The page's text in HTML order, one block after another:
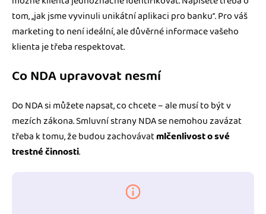
tom, ‚‚jak jsme vyvinuli unikátní aplikaci pro banku‘‘. Pro váš
marketing to není ideální, ale důvěrné informace vašeho
klienta je třeba respektovat.
Co NDA upravovat nesmí
Do NDA si můžete napsat, co chcete – ale musí to být v
mezích zákona. Smluvní strany NDA se nemohou zavázat
třeba k tomu, že budou zachovávatmlčenlivost o své
trestné činnosti.